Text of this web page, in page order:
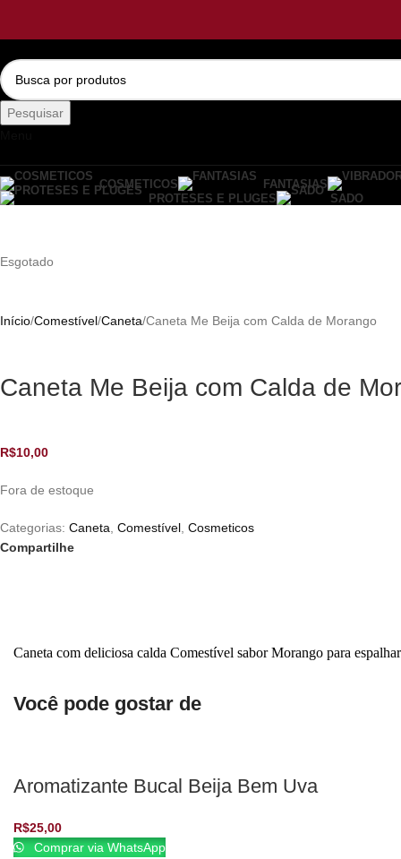
Pesquisar
COSMETICOS FANTASIAS
PROTESES E PLUGES
SADO
Esgotado
Início Comestível Caneta Caneta Me Beija com Calda de Morango
Caneta Me Beija com Calda de
R$10,00
Fora de estoque
Categorias: Caneta Comestível Cosmeticos
Compartilhe
Caneta com deliciosa calda Comestível sabor Morango para
Você pode gostar de
Aromatizante Bucal Beija Bem Uva
R$25,00
Comprar via WhatsApp